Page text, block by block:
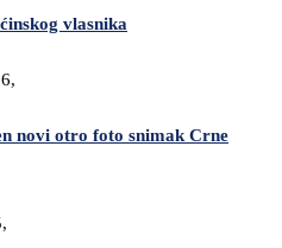
vlasnika
novi otro foto snimak Crne